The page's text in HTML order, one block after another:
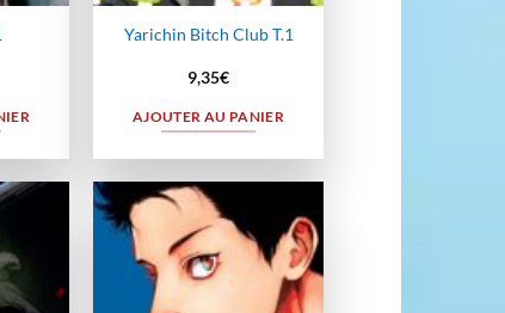
Yarichin Bitch Club T.1
9,35€
AJOUTER AU PANIER
à la
wishlist
Ajouter
à la
wishlist